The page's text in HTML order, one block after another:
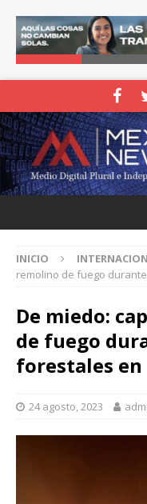
INICIO
remolino de fuego
De miedo:
de fuego
forestales en
24 agosto, 2023